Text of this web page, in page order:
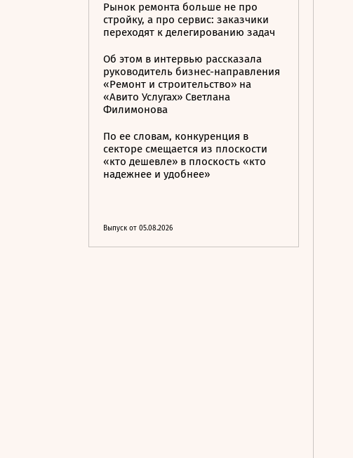
Рынок ремонта больше не про
стройку, а про сервис: заказчики
переходят к делегированию задач
Об этом в интервью рассказала
руководитель бизнес-направления
«Ремонт и строительство» на
«Авито Услугах» Светлана
Филимонова
По ее словам, конкуренция в
секторе смещается из плоскости
«кто дешевле» в плоскость «кто
надежнее и удобнее»
Выпуск от 05.08.2026